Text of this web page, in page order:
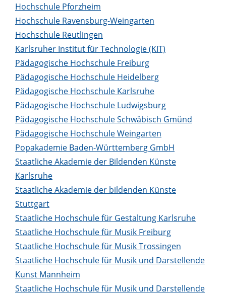
Hochschule Pforzheim
Hochschule Ravensburg-Weingarten
Hochschule Reutlingen
Karlsruher Institut für Technologie (KIT)
Pädagogische Hochschule Freiburg
Pädagogische Hochschule Heidelberg
Pädagogische Hochschule Karlsruhe
Pädagogische Hochschule Ludwigsburg
Pädagogische Hochschule Schwäbisch Gmünd
Pädagogische Hochschule Weingarten
Popakademie Baden-Württemberg GmbH
Staatliche Akademie der Bildenden Künste
Karlsruhe
Staatliche Akademie der bildenden Künste
Stuttgart
Staatliche Hochschule für Gestaltung Karlsruhe
Staatliche Hochschule für Musik Freiburg
Staatliche Hochschule für Musik Trossingen
Staatliche Hochschule für Musik und Darstellende
Kunst Mannheim
Staatliche Hochschule für Musik und Darstellende